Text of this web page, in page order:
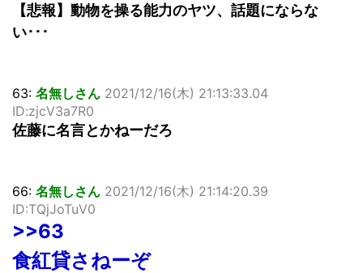
【悲報】動物を操る能力のヤツ、話題にならな
い･･･
63: 名無しさん 2021/12/16(木) 21:13:33.04
ID:zjcV3a7R0
佐藤に名言とかねーだろ
66: 名無しさん 2021/12/16(木) 21:14:20.39
ID:TQjJoTuV0
>>63
食紅貸さねーぞ